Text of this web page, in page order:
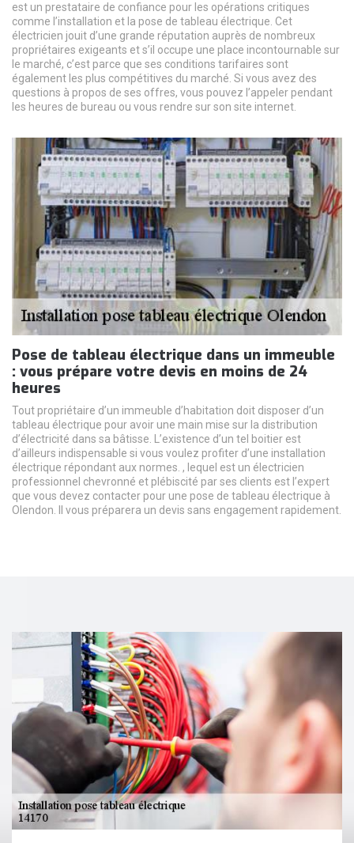
est un prestataire de confiance pour les opérations critiques
comme l’installation et la pose de tableau électrique. Cet
électricien jouit d’une grande réputation auprès de nombreux
propriétaires exigeants et s’il occupe une place incontournable sur
le marché, c’est parce que ses conditions tarifaires sont
également les plus compétitives du marché. Si vous avez des
questions à propos de ses offres, vous pouvez l’appeler pendant
les heures de bureau ou vous rendre sur son site internet.
Pose de tableau électrique dans un immeuble
: vous prépare votre devis en moins de 24
heures
Tout propriétaire d’un immeuble d’habitation doit disposer d’un
tableau électrique pour avoir une main mise sur la distribution
d’électricité dans sa bâtisse. L’existence d’un tel boitier est
d’ailleurs indispensable si vous voulez profiter d’une installation
électrique répondant aux normes. , lequel est un électricien
professionnel chevronné et plébiscité par ses clients est l’expert
que vous devez contacter pour une pose de tableau électrique à
Olendon. Il vous préparera un devis sans engagement rapidement.